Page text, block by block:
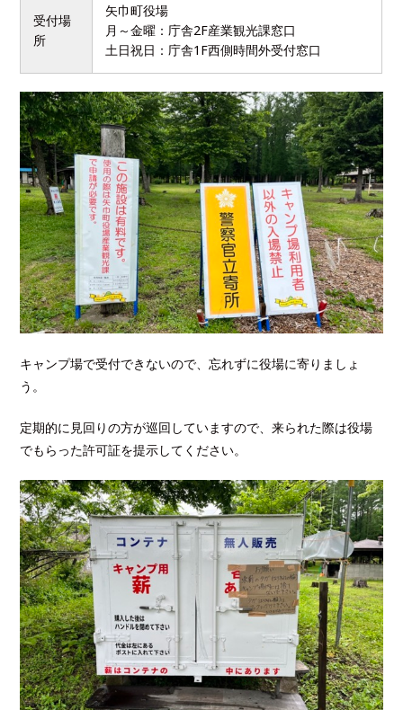
受付場
所
矢巾町役場
月～金曜：庁舎2F産業観光課窓口
土日祝日：庁舎1F西側時間外受付窓口
キャンプ場で受付できないので、忘れずに役場に寄りましょ
う。
定期的に見回りの方が巡回していますので、来られた際は役場
でもらった許可証を提示してください。